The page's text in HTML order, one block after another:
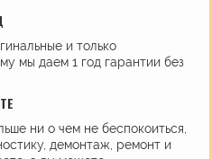
и только
мы даем 1 год гарантии без
ни о чем не беспокоиться,
демонтаж, ремонт и